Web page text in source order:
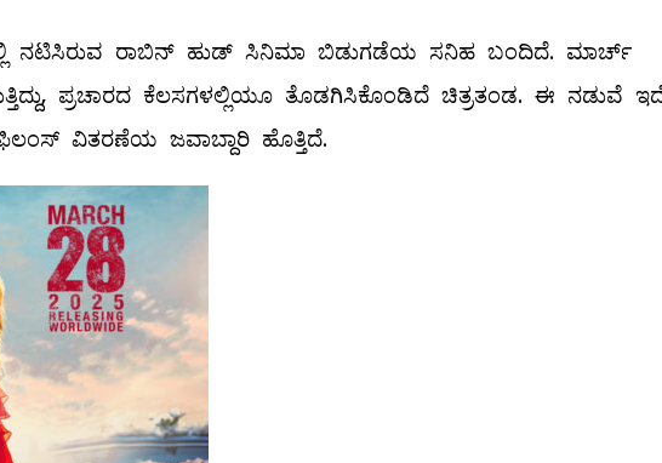
ನಟಿಸಿರುವ ರಾಬಿನ್ ಹುಡ್ ಸಿನಿಮಾ ಬಿಡುಗಡೆಯ ಸನಿಹ ಬಂದಿದೆ. ಮಾರ್ಚ್‌
ಪ್ರಚಾರದ ಕೆಲಸಗಳಲ್ಲಿಯೂ ತೊಡಗಿಸಿಕೊಂಡಿದೆ ಚಿತ್ರತಂಡ. ಈ ನಡುವೆ
ಫಿಲಂಸ್‌ ವಿತರಣೆಯ ಜವಾಬ್ದಾರಿ ಹೊತ್ತಿದೆ.